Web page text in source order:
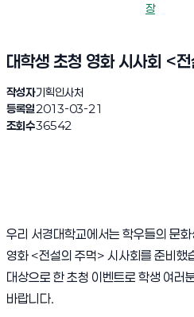
장
대학생 초청 영화 시사회 <
작성자기획인사처
등록일2013-03-21
조회수36542
우리 서경대학교에서는 학우들의 문
영화 <전설의 주먹> 시사회를 준비했
대상으로 한 초청 이벤트로 학생 여러
바랍니다.